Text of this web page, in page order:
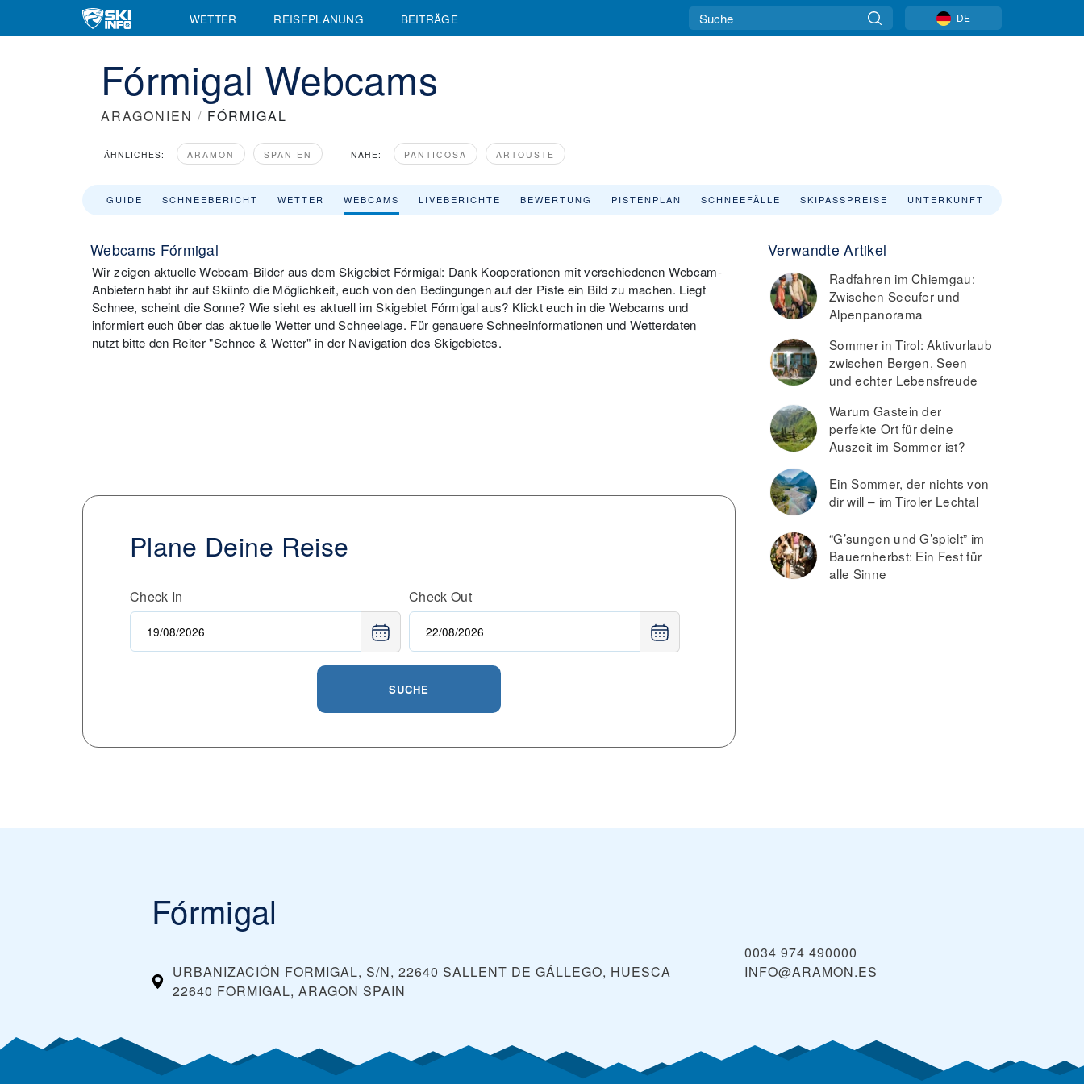
WETTER REISEPLANUNG BEITRÄGE DE
Fórmigal Webcams
ARAGONIEN / FÓRMIGAL
ÄHNLICHES: ARAMON SPANIEN NAHE: PANTICOSA ARTOUSTE
GUIDE SCHNEEBERICHT WETTER WEBCAMS LIVEBERICHTE BEWERTUNG PISTENPLAN SCHNEEFÄLLE SKIPASSPREISE UNTERKUNFT
Webcams Fórmigal
Wir zeigen aktuelle Webcam-Bilder aus dem Skigebiet Fórmigal: Dank Kooperationen mit verschiedenen Webcam-
Anbietern habt ihr auf Skiinfo die Möglichkeit, euch von den Bedingungen auf der Piste ein Bild zu machen. Liegt
Schnee, scheint die Sonne? Wie sieht es aktuell im Skigebiet Fórmigal aus? Klickt euch in die Webcams und
informiert euch über das aktuelle Wetter und Schneelage. Für genauere Schneeinformationen und Wetterdaten
nutzt bitte den Reiter "Schnee & Wetter" in der Navigation des Skigebietes.
Plane Deine Reise
Check In Check Out
SUCHE
Verwandte Artikel
Radfahren im Chiemgau:
Zwischen Seeufer und
Alpenpanorama
Sommer in Tirol: Aktivurlaub
zwischen Bergen, Seen
und echter Lebensfreude
Warum Gastein der
perfekte Ort für deine
Auszeit im Sommer ist?
Ein Sommer, der nichts von
dir will – im Tiroler Lechtal
“G’sungen und G’spielt” im
Bauernherbst: Ein Fest für
alle Sinne
Fórmigal
URBANIZACIÓN FORMIGAL, S/N, 22640 SALLENT DE GÁLLEGO, HUESCA
22640 FORMIGAL, ARAGON SPAIN
0034 974 490000
INFO@ARAMON.ES